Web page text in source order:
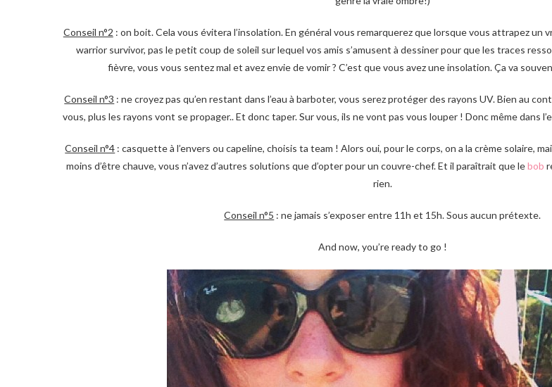
Conseil n°2 : on boit. Cela vous évitera l’insolation. En général vous remarquerez que lorsque vous attrapez un
warrior survivor, pas le petit coup de soleil sur lequel vos amis s’amusent à dessiner pour que les traces
fièvre, vous vous sentez mal et avez envie de vomir ? C’est que vous avez une insolation. Ça va
Conseil n°3 : ne croyez pas qu’en restant dans l’eau à barboter, vous serez protéger des rayons UV. Bien au
vous, plus les rayons vont se propager.. Et donc taper. Sur vous, ils ne vont pas vous louper ! Donc même dans
Conseil n°4 : casquette à l’envers ou capeline, choisis ta team ! Alors oui, pour le corps, on a la crème solaire,
moins d’être chauve, vous n’avez d’autres solutions que d’opter pour un couvre-chef. Et il paraîtrait que lebob
rien.
Conseil n°5 : ne jamais s’exposer entre 11h et 15h. Sous aucun prétexte.
And now, you’re ready to go !